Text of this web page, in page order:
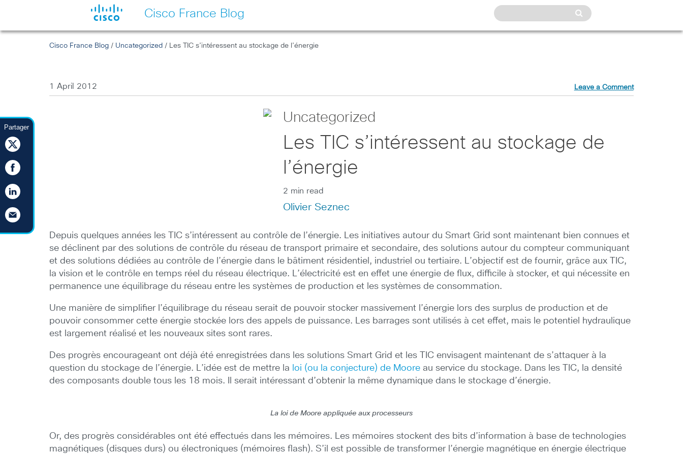
Cisco France Blog
Partager
Cisco France Blog / Uncategorized / Les TIC s’intéressent au stockage de l’énergie
1 April 2012 Leave a Comment
Uncategorized
Les TIC s’intéressent au stockage de
l’énergie
2 min read
Olivier Seznec
Depuis quelques années les TIC s’intéressent au contrôle de l’énergie. Les initiatives autour du Smart Grid sont maintenant bien connues et
se déclinent par des solutions de contrôle du réseau de transport primaire et secondaire, des solutions autour du compteur communiquant
et des solutions dédiées au contrôle de l’énergie dans le bâtiment résidentiel, industriel ou tertiaire. L’objectif est de fournir, grâce aux TIC,
la vision et le contrôle en temps réel du réseau électrique. L’électricité est en effet une énergie de flux, difficile à stocker, et qui nécessite en
permanence une équilibrage du réseau entre les systèmes de production et les systèmes de consommation.
Une manière de simplifier l’équilibrage du réseau serait de pouvoir stocker massivement l’énergie lors des surplus de production et de
pouvoir consommer cette énergie stockée lors des appels de puissance. Les barrages sont utilisés à cet effet, mais le potentiel hydraulique
est largement réalisé et les nouveaux sites sont rares.
Des progrès encourageant ont déjà été enregistrées dans les solutions Smart Grid et les TIC envisagent maintenant de s’attaquer à la
question du stockage de l’énergie. L’idée est de mettre la loi (ou la conjecture) de Moore au service du stockage. Dans les TIC, la densité
des composants double tous les 18 mois. Il serait intéressant d’obtenir la même dynamique dans le stockage d’énergie.
La loi de Moore appliquée aux processeurs
Or, des progrès considérables ont été effectués dans les mémoires. Les mémoires stockent des bits d’information à base de technologies
magnétiques (disques durs) ou électroniques (mémoires flash). S’il est possible de transformer l’énergie magnétique en énergie électrique